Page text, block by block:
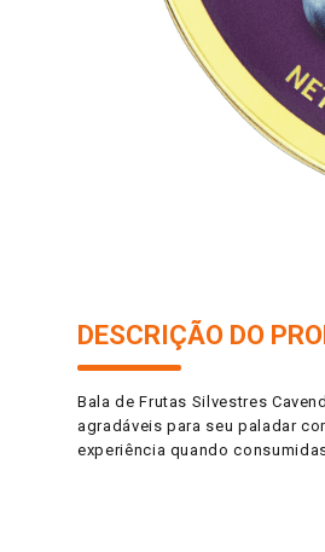
DESCRIÇÃO DO
Bala de Frutas Silvestres
agradáveis para seu paladar
experiência quando